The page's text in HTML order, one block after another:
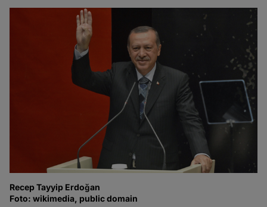
Recep Tayyip Erdoğan
Foto: wikimedia, public domain